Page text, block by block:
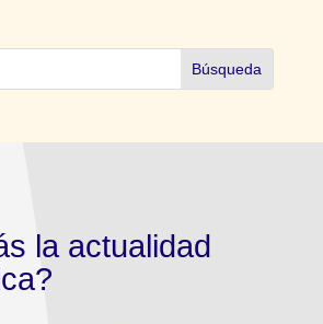
la actualidad